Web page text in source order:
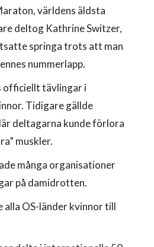
världens äldsta
deltog Kathrine Switzer,
springa trots att man
nummerlapp.
officiellt tävlingar i
Tidigare gällde
deltagarna kunde förlora
muskler.
många organisationer
på damidrotten.
alla OS-länder kvinnor till